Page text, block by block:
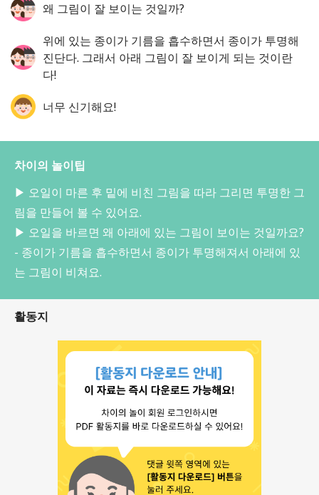
왜 그림이 잘 보이는 것일까?
위에 있는 종이가 기름을 흡수하면서 종이가 투명해
진단다. 그래서 아래 그림이 잘 보이게 되는 것이란
다!
너무 신기해요!
차이의 놀이팁
▶ 오일이 마른 후 밑에 비친 그림을 따라 그리면 투명한 그
림을 만들어 볼 수 있어요.
▶ 오일을 바르면 왜 아래에 있는 그림이 보이는 것일까요?
- 종이가 기름을 흡수하면서 종이가 투명해져서 아래에 있
는 그림이 비쳐요.
활동지